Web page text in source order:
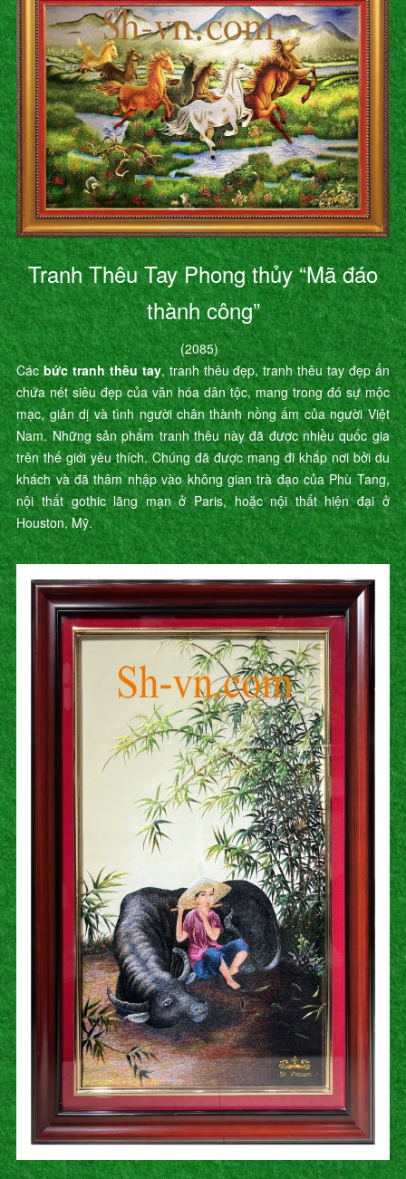
Tranh Thêu Tay Phong thủy “Mã đáo
thành công”
(2085)
Cácbức tranh thêu tay, tranh thêu đẹp, tranh thêu tay đẹp ẩn
chứa nét siêu đẹp của văn hóa dân tộc, mang trong đó sự mộc
mạc, giản dị và tình người chân thành nồng ấm của người Việt
Nam. Những sản phẩm tranh thêu này đã được nhiều quốc gia
trên thế giới yêu thích. Chúng đã được mang đi khắp nơi bởi du
khách và đã thâm nhập vào không gian trà đạo của Phù Tang,
nội thất gothic lãng mạn ở Paris, hoặc nội thất hiện đại ở
Houston, Mỹ.